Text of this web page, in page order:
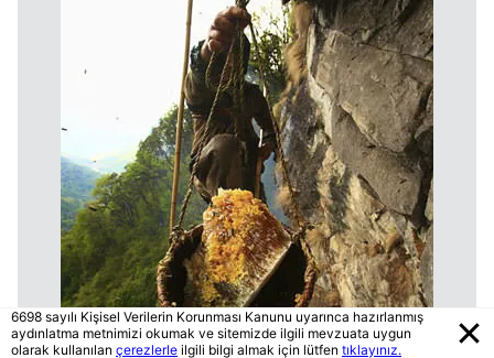
6698 sayılı Kişisel Verilerin Korunması Kanunu uyarınca hazırlanmış
aydınlatma metnimizi okumak ve sitemizde ilgili mevzuata uygun
olarak kullanılan çerezlerle ilgili bilgi almak için lütfen tıklayınız.